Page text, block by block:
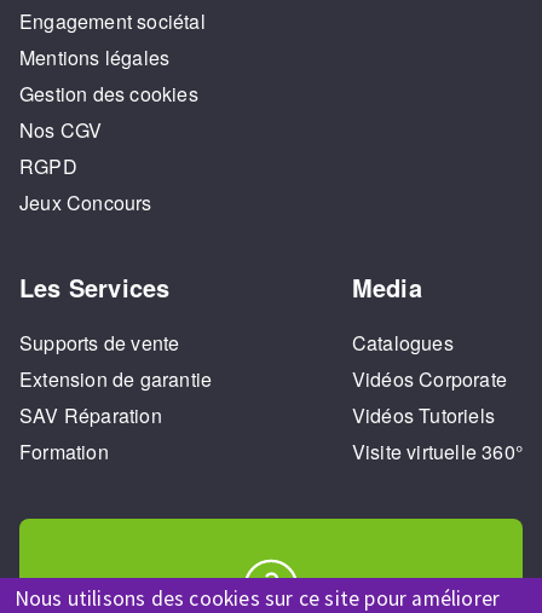
Nous utilisons des cookies sur ce site pour améliorer
Engagement sociétal
Mentions légales
Gestion des cookies
Nos CGV
RGPD
Jeux Concours
Les Services
Supports de vente
Extension de garantie
SAV Réparation
Formation
Media
Catalogues
Vidéos Corporate
Vidéos Tutoriels
Visite virtuelle 360°